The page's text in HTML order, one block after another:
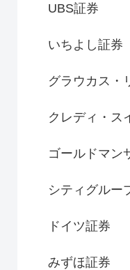
UBS証券
いちよし証券
グラウカス・
クレディ・ス
ゴールドマン
シティグルー
ドイツ証券
みずほ証券